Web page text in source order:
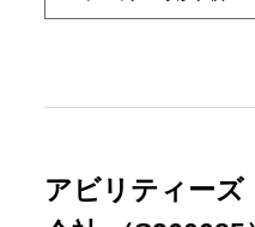
アビリティーズ